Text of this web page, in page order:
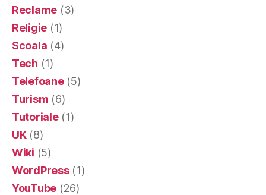
Reclame (3)
Religie (1)
Scoala (4)
Tech (1)
Telefoane(5)
Turism (6)
Tutoriale(1)
UK(8)
Wiki (5)
WordPress(1)
YouTube (26)